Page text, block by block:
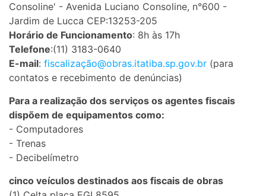
Consoline' - Avenida Luciano Consoline, n°600 -
Jardim de Lucca CEP:13253-205
Horário de Funcionamento: 8h às 17h
Telefone:(11) 3183-0640
E-mail: fiscalização@obras.itatiba.sp.gov.br (para
contatos e recebimento de denúncias)
Para a realização dos serviços os agentes fiscais
dispõem de equipamentos como:
- Computadores
- Trenas
- Decibelímetro
cinco veículos destinados aos fiscais de obras